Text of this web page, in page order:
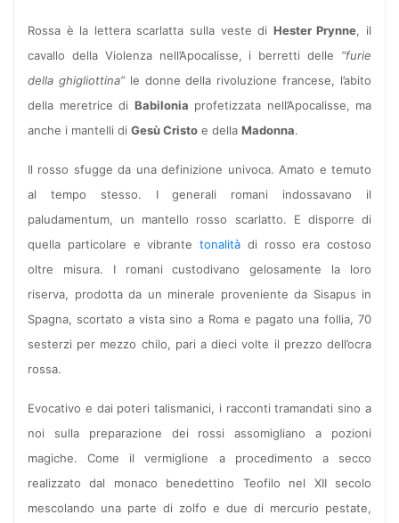
Rossa è la lettera scarlatta sulla veste di Hester Prynne, il
cavallo della Violenza nell’Apocalisse, i berretti delle “furie
della ghigliottina”le donne della rivoluzione francese, l’abito
della meretrice di Babilonia profetizzata nell’Apocalisse, ma
anche i mantelli di Gesù Cristo e della Madonna.
Il rosso sfugge da una definizione univoca. Amato e temuto
al tempo stesso. I generali romani indossavano il
paludamentum, un mantello rosso scarlatto. E disporre di
quella particolare e vibrante tonalità di rosso era costoso
oltre misura. I romani custodivano gelosamente la loro
riserva, prodotta da un minerale proveniente da Sisapus in
Spagna, scortato a vista sino a Roma e pagato una follia, 70
sesterzi per mezzo chilo, pari a dieci volte il prezzo dell’ocra
rossa.
Evocativo e dai poteri talismanici, i racconti tramandati sino a
noi sulla preparazione dei rossi assomigliano a pozioni
magiche. Come il vermiglione a procedimento a secco
realizzato dal monaco benedettino Teofilo nel XII secolo
mescolando una parte di zolfo e due di mercurio pestate,